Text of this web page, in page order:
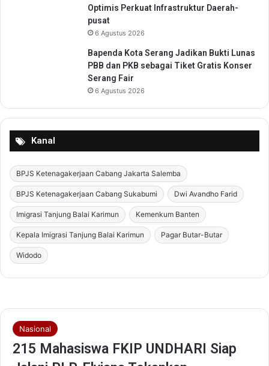
Optimis Perkuat Infrastruktur Daerah-
pusat
6 Agustus 2026
Bapenda Kota Serang Jadikan Bukti Lunas
PBB dan PKB sebagai Tiket Gratis Konser
Serang Fair
6 Agustus 2026
Kanal
BPJS Ketenagakerjaan Cabang Jakarta Salemba
BPJS Ketenagakerjaan Cabang Sukabumi Dwi Avandho Farid
Imigrasi Tanjung Balai Karimun Kemenkum Banten
Kepala Imigrasi Tanjung Balai Karimun Pagar Butar-Butar
Widodo